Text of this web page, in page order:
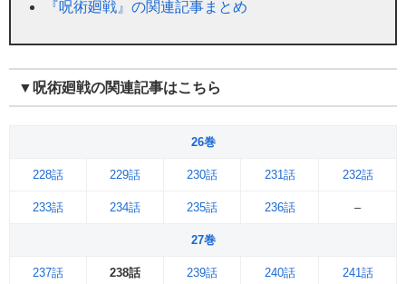
『呪術廻戦』の関連記事まとめ
▼呪術廻戦の関連記事はこちら
26巻
228話 229話 230話 231話 232話
233話 234話 235話 236話 –
27巻
237話 238話 239話 240話 241話